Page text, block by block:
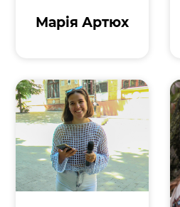
Марія Артюх